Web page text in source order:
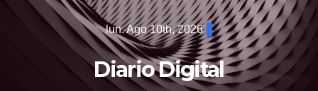
lun. Ago 10th, 2026
Diario Digital